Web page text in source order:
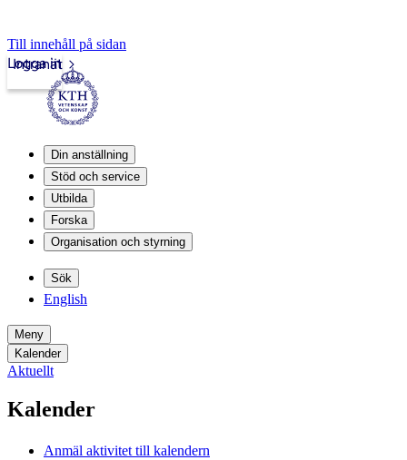
Till innehåll på sidan
Intranät
Logga in
Din anställning
Stöd och service
Utbilda
Forska
Organisation och styrning
Sök
English
Meny
Kalender
Aktuellt
Kalender
Anmäl aktivitet till kalendern